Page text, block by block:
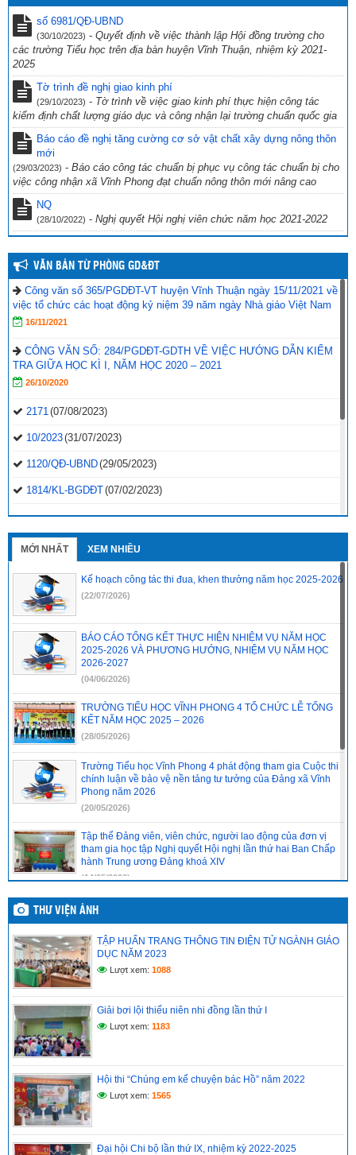
CV 1736/UBND-NC CỦA UBND TỈNH KIÊN GIANG NGÀY
23/9/2022 VỀ VIỆC THỰC HIỆN CÔNG TÁC PHÒNG, CHỐNG TỘI
PHẠM SỬ DỤNG CÔNG NGHỆ CAO.
(29/09/2022)
CV số 2870/SGDĐT-VP, Kiên Giang ngày 26/9/2022 của Sở Giáo
dục & Đào tạo Kiên Giang về việc chủ động ứng phó với bão số 4
năm 2022 (27/09/2022)
Công văn số 234/PGDĐT, ngày 16 tháng 9 năm 2022 của phòng
Giáo dục và Đào tạo Vĩnh Thuận về việc hưởng ứng “Ngày toàn dân
phòng cháy và chữa cháy” năm 2022.
số 6981/QĐ-UBND
(30/10/2023) - Quyết định về việc thành lập Hội đồng trường cho
các trường Tiểu học trên địa bàn huyện Vĩnh Thuận, nhiệm kỳ 2021-
2025
Tờ trình đề nghị giao kinh phí
(29/10/2023) - Tờ trình về việc giao kinh phí thực hiện công tác
kiểm định chất lượng giáo dục và công nhận lại trường chuẩn quốc gia
Báo cáo đề nghị tăng cường cơ sở vật chất xây dựng nông thôn
mới
(29/03/2023) - Báo cáo công tác chuẩn bị phục vụ công tác chuẩn bị cho
việc công nhận xã Vĩnh Phong đạt chuẩn nông thôn mới nâng cao
NQ
(28/10/2022) - Nghị quyết Hội nghị viên chức năm học 2021-2022
VĂN BẢN TỪ PHÒNG GD&ĐT
Công văn số 365/PGDĐT-VT huyện Vĩnh Thuận ngày 15/11/2021 về
việc tổ chức các hoạt động kỷ niệm 39 năm ngày Nhà giáo Việt Nam
16/11/2021
CÔNG VĂN SỐ: 284/PGDĐT-GDTH VỀ VIỆC HƯỚNG DẪN KIỂM
TRA GIỮA HỌC KÌ I, NĂM HỌC 2020 – 2021
26/10/2020
2171 (07/08/2023)
10/2023(31/07/2023)
1120/QĐ-UBND(29/05/2023)
1814/KL-BGDĐT(07/02/2023)
2496-QD-UBND(10/10/2022)
2495-QD-UBND (10/10/2022)
888/TB-UBND(31/08/2022)
2397/QĐ-UBND (26/08/2022)
31/2022/NQ-HĐND(16/08/2022)
MỚI NHẤT XEM NHIỀU
Kế hoạch công tác thi đua, khen thưởng năm học 2025-2026
(22/07/2026)
BÁO CÁO TỔNG KẾT THỰC HIỆN NHIỆM VỤ NĂM HỌC
2025-2026 VÀ PHƯƠNG HƯỚNG, NHIỆM VỤ NĂM HỌC
2026-2027
(04/06/2026)
TRƯỜNG TIỂU HỌC VĨNH PHONG 4 TỔ CHỨC LỄ TỔNG
KẾT NĂM HỌC 2025 – 2026
(28/05/2026)
Trường Tiểu học Vĩnh Phong 4 phát động tham gia Cuộc thi
chính luận về bảo vệ nền tảng tư tưởng của Đảng xã Vĩnh
Phong năm 2026
(20/05/2026)
Tập thể Đảng viên, viên chức, người lao động của đơn vị
tham gia học tập Nghị quyết Hội nghị lần thứ hai Ban Chấp
hành Trung ương Đảng khoá XIV
(14/05/2026)
Chi bộ cơ sở trường Tiểu học Vĩnh Phong 4 báo cáo kết quả
(14/05/2026)
CHI BỘ CƠ SỞ TRƯỜNG TIỂU HỌC VĨNH PHONG 4 TỔ
CHỨC HỌC TẬP, QUÁN TRIỆT NGHỊ QUYẾT HỘI NGHỊ LẦN
THỨ II BAN CHẤP HÀNH TRUNG ƯƠNG ĐẢNG KHÓA XIV
(14/05/2026)
Hồ sơ đánh giá chuẩn nghề nghiệp giáo viên năm học
2025–2026
(12/05/2026)
THƯ VIỆN ẢNH
TẬP HUẤN TRANG THÔNG TIN ĐIỆN TỬ NGÀNH GIÁO
DỤC NĂM 2023
Lượt xem: 1088
Giải bơi lội thiếu niên nhi đồng lần thứ I
Lượt xem: 1183
Hội thi “Chúng em kể chuyện bác Hồ” năm 2022
Lượt xem: 1565
Đại hội Chi bộ lần thứ IX, nhiệm kỳ 2022-2025